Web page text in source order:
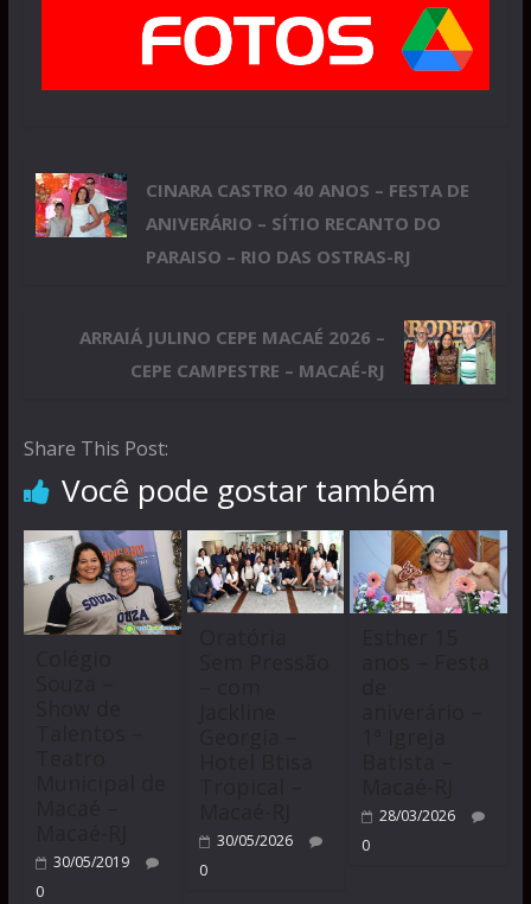
CINARA CASTRO 40 ANOS – FESTA DE
ANIVERÁRIO – SÍTIO RECANTO DO
PARAISO – RIO DAS OSTRAS-RJ
ARRAIÁ JULINO CEPE MACAÉ 2026 –
CEPE CAMPESTRE – MACAÉ-RJ
Share This Post:
Você pode gostar também
30/05/2019
0
30/05/2026
0
28/03/2026
0